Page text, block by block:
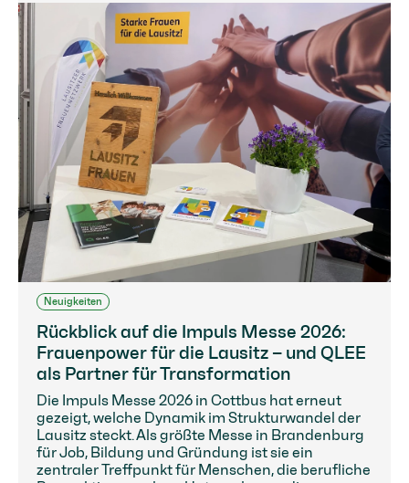
Neuigkeiten
Rückblick auf die Impuls Messe 2026:
Frauenpower für die Lausitz – und QLEE
als Partner für Transformation
Die Impuls Messe 2026 in Cottbus hat erneut
gezeigt, welche Dynamik im Strukturwandel der
Lausitz steckt. Als größte Messe in Brandenburg
für Job, Bildung und Gründung ist sie ein
zentraler Treffpunkt für Menschen, die berufliche